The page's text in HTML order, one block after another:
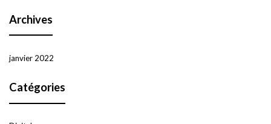
Archives
janvier 2022
Catégories